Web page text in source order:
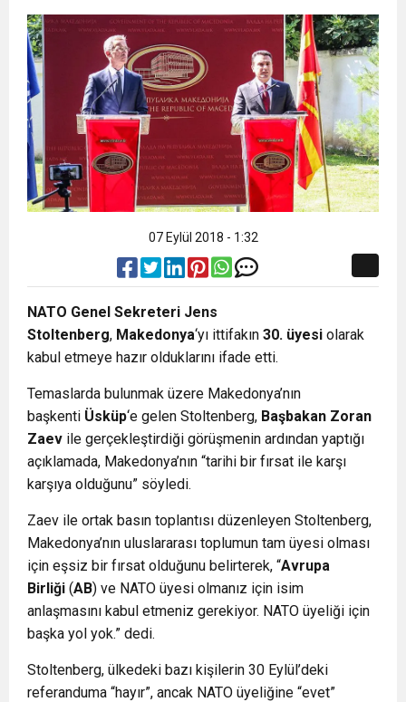
07 Eylül 2018 - 1:32
NATO Genel Sekreteri Jens
Stoltenberg, Makedonya‘yı ittifakın 30. üyesi olarak
kabul etmeye hazır olduklarını ifade etti.
Temaslarda bulunmak üzere Makedonya’nın
başkenti Üsküp‘e gelen Stoltenberg, Başbakan Zoran
Zaev ile gerçekleştirdiği görüşmenin ardından yaptığı
açıklamada, Makedonya’nın “tarihi bir fırsat ile karşı
karşıya olduğunu” söyledi.
Zaev ile ortak basın toplantısı düzenleyen Stoltenberg,
Makedonya’nın uluslararası toplumun tam üyesi olması
için eşsiz bir fırsat olduğunu belirterek, “Avrupa
Birliği (AB) ve NATO üyesi olmanız için isim
anlaşmasını kabul etmeniz gerekiyor. NATO üyeliği için
başka yol yok.” dedi.
Stoltenberg, ülkedeki bazı kişilerin 30 Eylül’deki
referanduma “hayır”, ancak NATO üyeliğine “evet”